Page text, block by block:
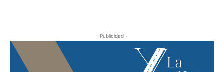
- Publicidad -